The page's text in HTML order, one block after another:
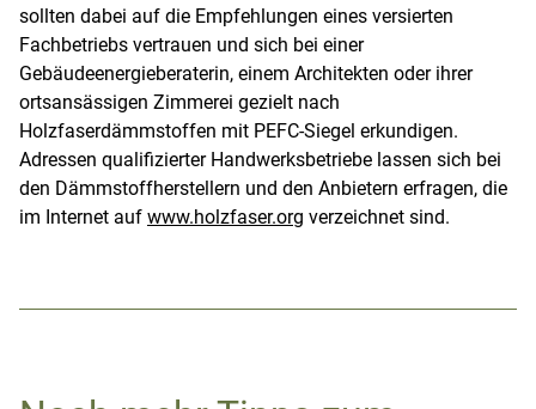
sollten dabei auf die Empfehlungen eines versierten
Fachbetriebs vertrauen und sich bei einer
Gebäudeenergieberaterin, einem Architekten oder ihrer
ortsansässigen Zimmerei gezielt nach
Holzfaserdämmstoffen mit PEFC-Siegel erkundigen.
Adressen qualifizierter Handwerksbetriebe lassen sich bei
den Dämmstoffherstellern und den Anbietern erfragen, die
im Internet auf www.holzfaser.org verzeichnet sind.